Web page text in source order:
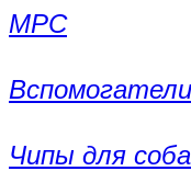
МРС
Чипы для